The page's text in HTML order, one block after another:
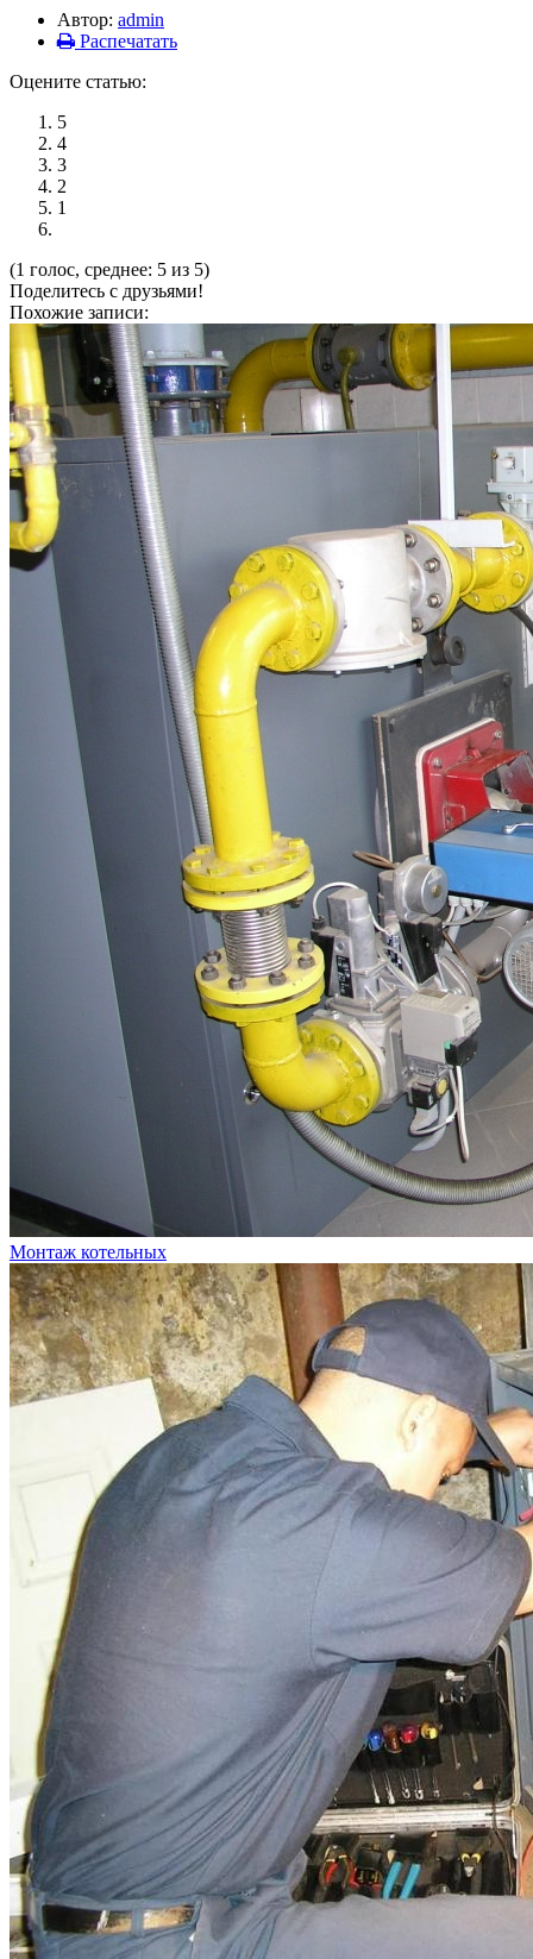
Автор: admin
Распечатать
Оцените статью:
5
4
3
2
1
(1 голос, среднее: 5 из 5)
Поделитесь с друзьями!
Похожие записи:
Монтаж котельных